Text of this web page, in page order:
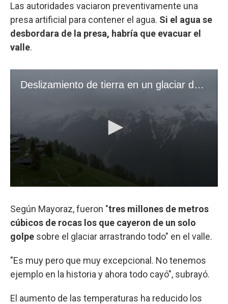
Las autoridades vaciaron preventivamente una
presa artificial para contener el agua. Si el agua se
desbordara de la presa, habría que evacuar el
valle.
Según Mayoraz, fueron "tres millones de metros
cúbicos de rocas los que cayeron de un solo
golpe sobre el glaciar arrastrando todo" en el valle.
"Es muy pero que muy excepcional. No tenemos
ejemplo en la historia y ahora todo cayó", subrayó.
El aumento de las temperaturas ha reducido los